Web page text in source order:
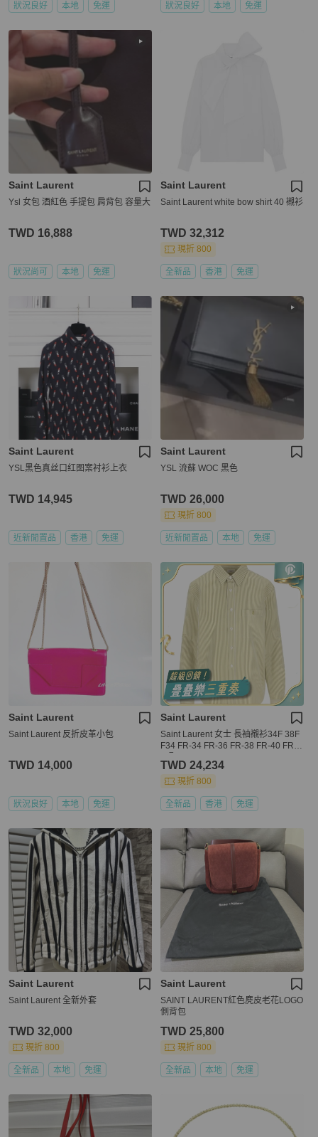
狀況良好 本地 免運 狀況良好 本地 免運
Saint Laurent
Ysl 女包 酒紅色 手提包 肩背包 容量大
TWD 16,888
狀況尚可 本地 免運
Saint Laurent
Saint Laurent white bow shirt 40 襯衫
TWD 32,312
現折 800
全新品 香港 免運
Saint Laurent
YSL黑色真丝口红图案衬衫上衣
TWD 14,945
近新閒置品 香港 免運
Saint Laurent
YSL 流蘇 WOC 黑色
TWD 26,000
現折 800
近新閒置品 本地 免運
Saint Laurent
Saint Laurent 反折皮革小包
TWD 14,000
狀況良好 本地 免運
Saint Laurent
Saint Laurent 女士 長袖襯衫34F 38F
F34 FR-34 FR-36 FR-38 FR-40 FR-4
TWD 24,234
現折 800
全新品 香港 免運
Saint Laurent
Saint Laurent 全新外套
TWD 32,000
現折 800
全新品 本地 免運
Saint Laurent
SAINT LAURENT紅色麂皮老花LOGO
側背包
TWD 25,800
現折 800
全新品 本地 免運